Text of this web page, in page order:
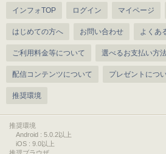
インフォTOP ログイン マイページ
はじめての方へ お問い合わせ よくあ
ご利用料金等について 選べるお支払い方
配信コンテンツについて プレゼントにつ
推奨環境
推奨環境
Android : 5.0.2以上
iOS : 9.0以上